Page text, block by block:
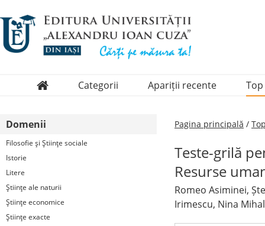
Categorii
Periodice
Apariții recente Top
Domenii
Filosofie şi Ştiinţe sociale
Istorie
Litere
Ştiinţe ale naturii
Ştiinţe economice
Ştiinţe exacte
Pagina principală /
Teste-grilă
Resurse
Romeo Asiminei,
Irimescu, Nina